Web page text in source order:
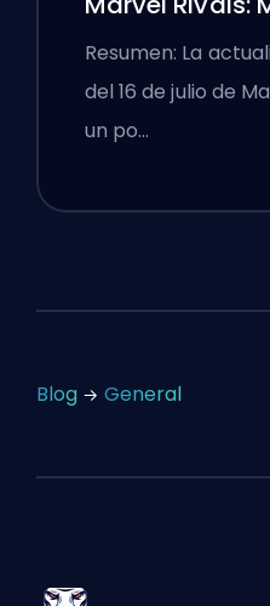
Competitivas
Parche del 16
Resumen: La
del 16 de julio de
un po…
Blog General